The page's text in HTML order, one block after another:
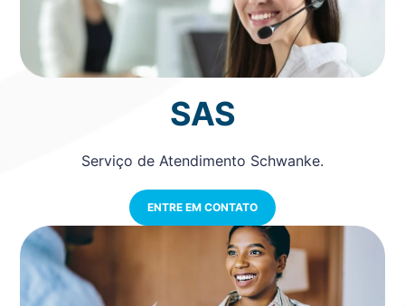
SAS
Serviço de Atendimento Schwanke.
ENTRE EM CONTATO